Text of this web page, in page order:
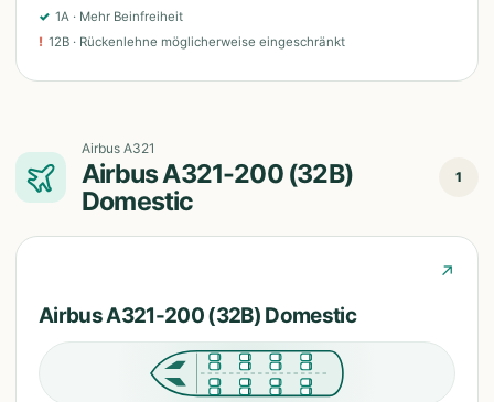
✓ 1A · Mehr Beinfreiheit
! 12B · Rückenlehne möglicherweise eingeschränkt
Airbus A321
Airbus A321-200 (32B)
Domestic
1
↗
Airbus A321-200 (32B) Domestic